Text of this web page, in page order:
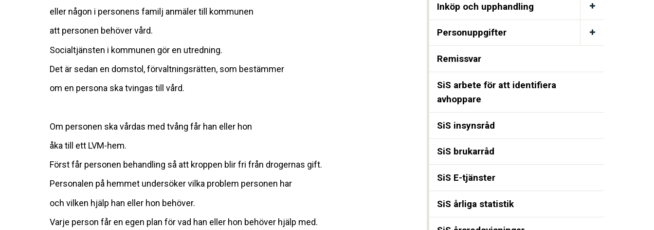
Inköp och upphandling
Personuppgifter
Remissvar
SiS arbete för att identifiera
avhoppare
SiS insynsråd
SiS brukarråd
SiS E-tjänster
SiS årliga statistik
eller någon i personens familj anmäler till kommunen
att personen behöver vård.
Socialtjänsten i kommunen gör en utredning.
Det är sedan en domstol, förvaltningsrätten, som bestämmer
om en persona ska tvingas till vård.
Om personen ska vårdas med tvång får han eller hon
åka till ett LVM-hem.
Först får personen behandling så att kroppen blir fri från drogernas gift.
Personalen på hemmet undersöker vilka problem personen har
och vilken hjälp han eller hon behöver.
Varje person får en egen plan för vad han eller hon behöver hjälp med.